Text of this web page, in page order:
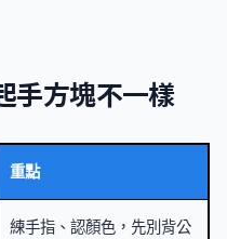
手方塊不一樣
重點
練手指、認顏色，先別背公